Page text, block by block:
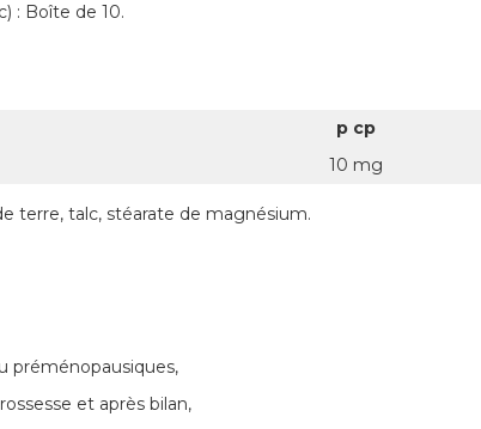
: Boîte de 10.
p cp
10 mg
terre, talc, stéarate de magnésium.
préménopausiques,
et après bilan,